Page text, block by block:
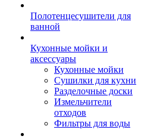
Полотенцесушители для
ванной
Кухонные мойки и
аксессуары
Кухонные мойки
Сушилки для кухни
Разделочные доски
Измельчители
отходов
Фильтры для воды